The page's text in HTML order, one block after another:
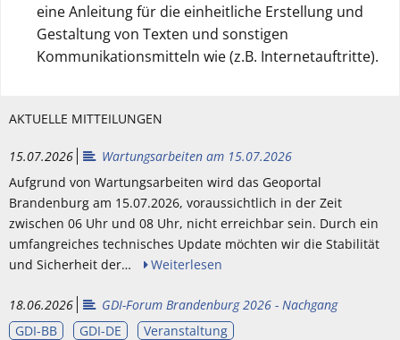
eine Anleitung für die einheitliche Erstellung und
Gestaltung von Texten und sonstigen
Kommunikationsmitteln wie (z.B. Internetauftritte).
AKTUELLE MITTEILUNGEN
15.07.2026
Wartungsarbeiten am 15.07.2026
Aufgrund von Wartungsarbeiten wird das Geoportal
Brandenburg am 15.07.2026, voraussichtlich in der Zeit
zwischen 06 Uhr und 08 Uhr, nicht erreichbar sein. Durch ein
umfangreiches technisches Update möchten wir die Stabilität
und Sicherheit der…
Weiterlesen
18.06.2026
GDI-Forum Brandenburg 2026 - Nachgang
GDI-BB
GDI-DE
Veranstaltung